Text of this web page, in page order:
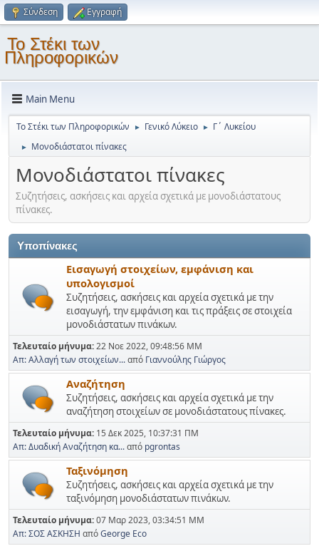
Σύνδεση Εγγραφή
Το Στέκι των
Πληροφορικών
Main Menu
Το Στέκι των Πληροφορικών ► Γενικό Λύκειο ► Γ΄ Λυκείου
► Μονοδιάστατοι πίνακες
Μονοδιάστατοι πίνακες
Συζητήσεις, ασκήσεις και αρχεία σχετικά με μονοδιάστατους
πίνακες.
Υποπίνακες
Εισαγωγή στοιχείων, εμφάνιση και
υπολογισμοί
Συζητήσεις, ασκήσεις και αρχεία σχετικά με την
εισαγωγή, την εμφάνιση και τις πράξεις σε στοιχεία
μονοδιάστατων πινάκων.
Τελευταίο μήνυμα:22 Νοε 2022, 09:48:56 ΜΜ
Απ: Αλλαγή των στοιχείων...από Γιαννούλης Γιώργος
Αναζήτηση
Συζητήσεις, ασκήσεις και αρχεία σχετικά με την
αναζήτηση στοιχείων σε μονοδιάστατους πίνακες.
Τελευταίο μήνυμα: 15 Δεκ 2025, 10:37:31 ΠΜ
Απ: Δυαδική Αναζήτηση κα...από pgrontas
Ταξινόμηση
Συζητήσεις, ασκήσεις και αρχεία σχετικά με την
ταξινόμηση μονοδιάστατων πινάκων.
Τελευταίο μήνυμα:07 Μαρ 2023, 03:34:51 ΜΜ
Απ: ΣΟΣ ΑΣΚΗΣΗ απόGeorge Eco